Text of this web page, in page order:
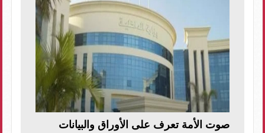
صوت الأمة تعرف على الأوراق والبيانات